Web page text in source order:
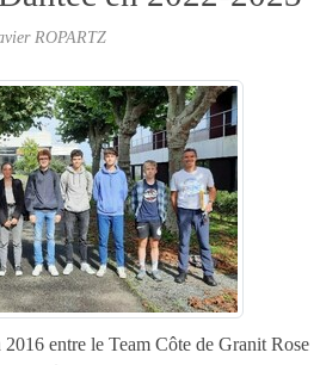
ROPARTZ
2016 entre le Team Côte de Granit Rose